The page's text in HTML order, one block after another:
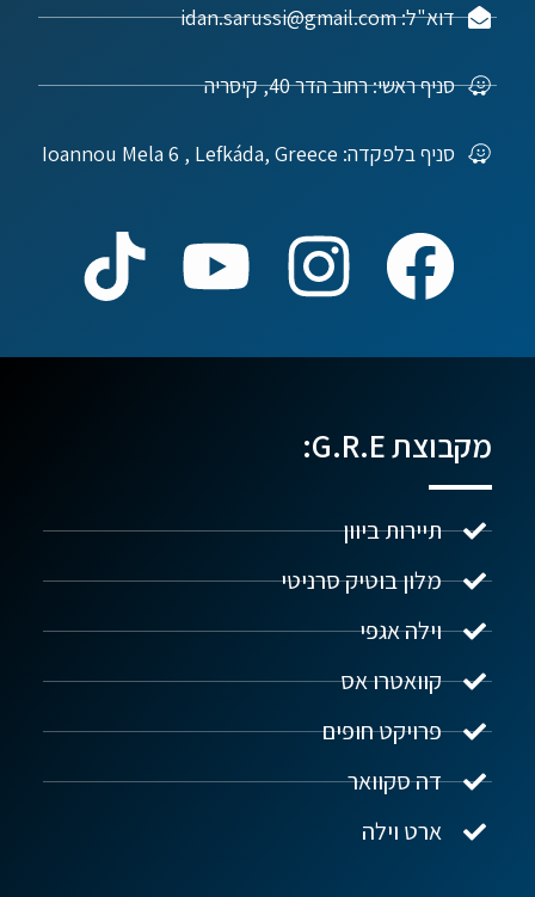
דוא"ל: idan.sarussi@gmail.com
סניף ראשי: רחוב הדר 40, קיסריה
סניף בלפקדה: Ioannou Mela 6 , Lefkáda, Greece
מקבוצת G.R.E:
תיירות ביוון
מלון בוטיק סרניטי
וילה אגפי
קוואטרו אס
פרויקט חופים
דה סקוואר
ארט וילה
נדל"ן ביוון G.R.E
שלום! איך אפשר לעזור?